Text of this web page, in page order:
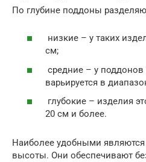
По глубине поддоны
низкие – у таких
см;
средние – у поддонов
варьируется в
глубокие – изделия
20 см и более.
Наиболее удобными
высоты. Они обеспечивают